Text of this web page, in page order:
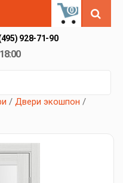
0
928-71-90
/ Двери экошпон /